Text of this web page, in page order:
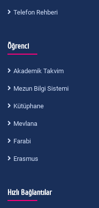
Telefon Rehberi
Öğrenci
Akademik Takvim
Mezun Bilgi Sistemi
Kütüphane
Mevlana
Farabi
Erasmus
Hızlı Bağlantılar